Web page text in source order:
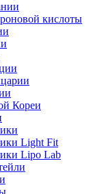
кислоты
Кореи
Light Fit
Lipo Lab